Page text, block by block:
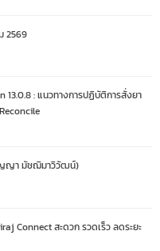
2569
13.0.8 : แนวทางการปฏิบัติการสั่งยา
ญญา มัชฌิมาวิวัฒน์)
Connect สะดวก รวดเร็ว ลดระยะ